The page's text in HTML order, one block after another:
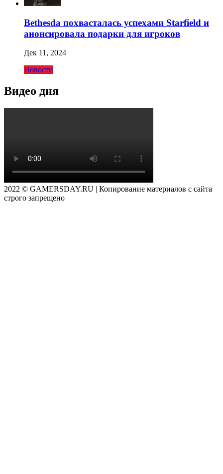
Bethesda похвасталась успехами Starfield и
анонсировала подарки для игроков
Дек 11, 2024
Новости
Видео дня
2022 © GAMERSDAY.RU | Копирование материалов с сайта
строго запрещено